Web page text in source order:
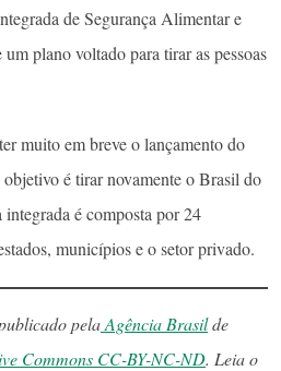
de Segurança Alimentar e
plano voltado para tirar as pessoas
muito em breve o lançamento do
é tirar novamente o Brasil do
integrada é composta por 24
municípios e o setor privado.
pelaAgência Brasilde
Commons CC-BY-NC-ND. Leia o